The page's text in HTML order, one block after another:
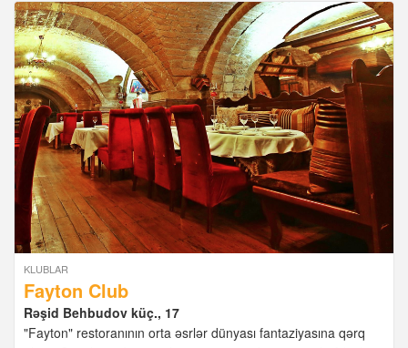
KLUBLAR
Fayton Club
Rəşid Behbudov küç., 17
"Fayton" restoranının orta əsrlər dünyası fantaziyasına qərq